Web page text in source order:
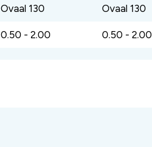
Ovaal 130 Ovaal 130
0.50 - 2.00 0.50 - 2.00